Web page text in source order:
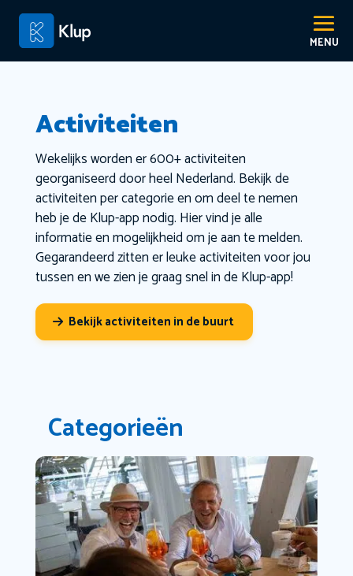
Activiteiten
Wekelijks worden er 600+ activiteiten
georganiseerd door heel Nederland. Bekijk de
activiteiten per categorie en om deel te nemen
heb je de Klup-app nodig. Hier vind je alle
informatie en mogelijkheid om je aan te melden.
Gegarandeerd zitten er leuke activiteiten voor jou
tussen en we zien je graag snel in de Klup-app!
Bekijk activiteiten in de buurt
Categorieën